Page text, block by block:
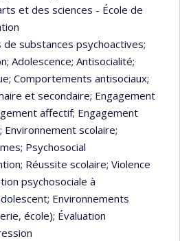
et des sciences - École de
de substances psychoactives;
; Adolescence; Antisocialité;
; Comportements antisociaux;
et secondaire; Engagement
affectif; Engagement
; Environnement scolaire;
; Psychosocial
; Réussite scolaire; Violence
psychosociale à
; Environnements
école); Évaluation